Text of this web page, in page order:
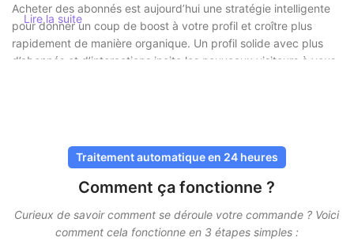
Acheter des abonnés est aujourd’hui une stratégie intelligente
pour donner un coup de boost à votre profil et croître plus
rapidement de manière organique. Un profil solide avec plus
d’abonnés et d’interactions incite les nouveaux visiteurs à vous
sans risque
Chez SocialKings, la sécurité est toujours une priorité. Vous
n’avez jamais besoin de partager votre mot de passe
, et
toutes les livraisons se font via des méthodes sûres et
Lire la suite
Traitement automatique en 24 heures
Comment ça fonctionne ?
Curieux de savoir comment se déroule votre commande ? Voici
comment cela fonctionne en 3 étapes simples :